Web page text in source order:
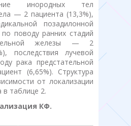
инородных тел
— 2 пациента (13,3%),
позадилонной
поводу ранних стадий
железы — 2
последствия лучевой
рака предстательной
(6,65%). Структура
от локализации
в таблице 2.
КФ.